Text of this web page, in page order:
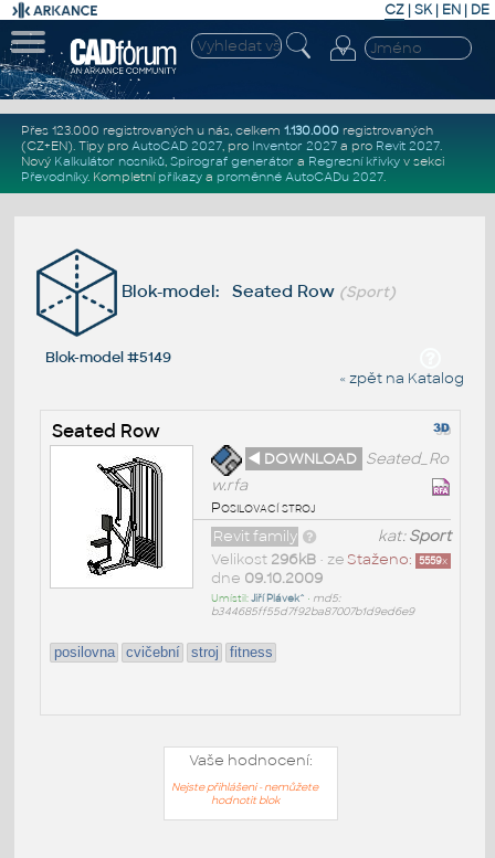
CZ | SK| EN | DE
Přes 123.000 registrovaných u nás, celkem 1.130.000registrovaných
(CZ+EN). Tipy pro AutoCAD 2027, pro Inventor 2027a pro Revit 2027.
Nový Kalkulátor nosníků, Spirograf generátor a Regresní křivkyv sekci
Převodníky. Kompletní příkazya proměnné AutoCADu 2027.
Blok-model: Seated Row (Sport)
Blok-model #5149
« zpět na Katalog
Seated Row
◄ DOWNLOAD Seated_Ro
w.rfa
Posilovací stroj
kat:Sport
Revit family
Staženo: 5559x
Velikost 296kB• ze
dne 09.10.2009
Umístil:Jiří Plávek^ • md5:
b344685ff55d7f92ba87007b1d9ed6e9
posilovna cvičební stroj fitness
Vaše hodnocení:
Nejste přihlášeni - nemůžete
hodnotit blok